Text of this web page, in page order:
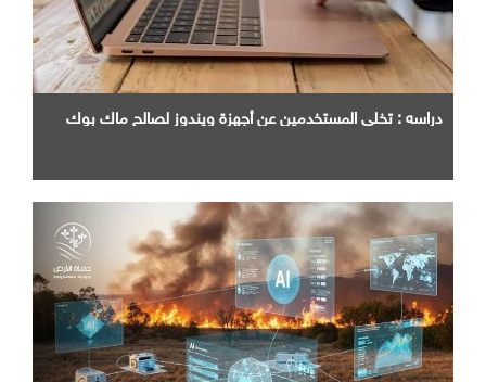
دراسه : تخلي المستخدمين عن أجهزة ويندوز لصالح ماك بوك